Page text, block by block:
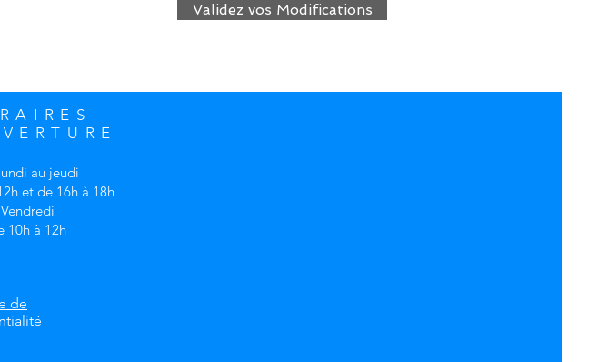
Validez vos Modifications
au jeudi
et de 16h à 18h
Vendredi
10h à 12h
de